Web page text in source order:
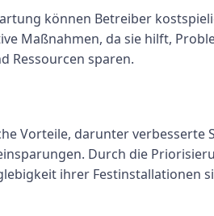
können Betreiber
Maßnahmen, da sie hilft,
Ressourcen sparen.
Vorteile, darunter verbesserte
Durch die
ihrer Festinstallationen